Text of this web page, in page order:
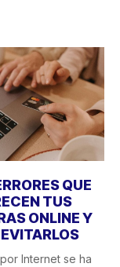
QUE
TUS
ONLINE Y
Internet se ha